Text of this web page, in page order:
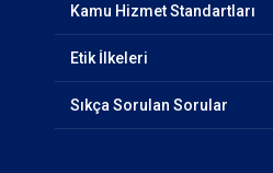
Kamu Hizmet Standartları
Etik İlkeleri
Sıkça Sorulan Sorular